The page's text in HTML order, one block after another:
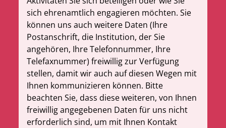
sich ehrenamtlich engagieren möchten. Sie
können uns auch weitere Daten (Ihre
Postanschrift, die Institution, der Sie
angehören, Ihre Telefonnummer, Ihre
Telefaxnummer) freiwillig zur Verfügung
stellen, damit wir auch auf diesen Wegen mit
Ihnen kommunizieren können. Bitte
beachten Sie, dass diese weiteren, von Ihnen
freiwillig angegebenen Daten für uns nicht
erforderlich sind, um mit Ihnen Kontakt